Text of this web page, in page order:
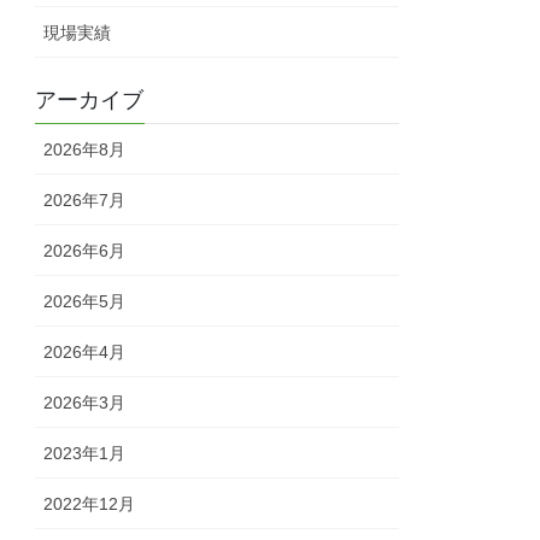
現場実績
アーカイブ
2026年8月
2026年7月
2026年6月
2026年5月
2026年4月
2026年3月
2023年1月
2022年12月